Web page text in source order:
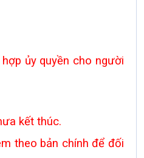
ủy quyền cho người
kết thúc.
theo bản chính để đối